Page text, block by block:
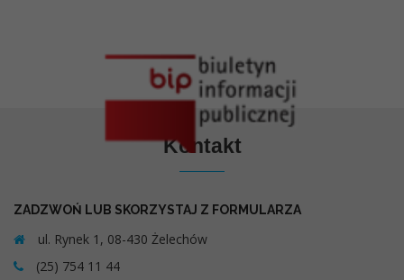
Kontakt
ZADZWOŃ LUB SKORZYSTAJ Z FORMULARZA
ul. Rynek 1, 08-430 Żelechów
(25) 754 11 44